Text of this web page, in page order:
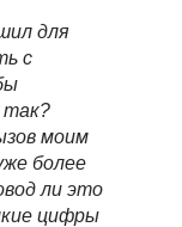
для
с
так?
моим
более
ли это
цифры